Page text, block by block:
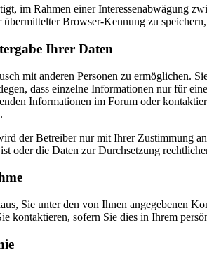
im Rahmen einer Interessenabwägung
Browser-Kennung zu
Ihrer Daten
mit anderen Personen zu ermöglichen.
dass einzelne Informationen nur für
Informationen im Forum oder
der Betreiber nur mit Ihrer Zustimmung
oder die Daten zur Durchsetzung
Sie unter den von Ihnen angegebenen
kontaktieren, sofern Sie dies in Ihrem